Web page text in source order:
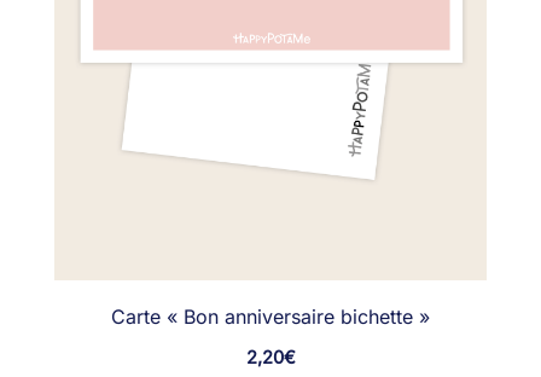
Carte « Bon anniversaire bichette »
2,20€